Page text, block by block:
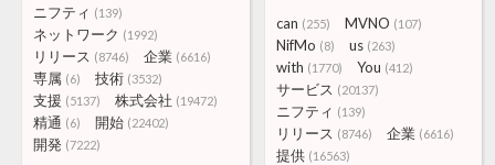
ニフティ (139)
ネットワーク (1992)
リリース (8746) 企業 (6616)
専属 (6) 技術 (3532)
支援 (5137) 株式会社 (19472)
精通 (6) 開始 (22402)
開発 (7222)
can (255) MVNO (107)
NifMo (8) us (263)
with (1770) You (412)
サービス (20137)
ニフティ (139)
リリース (8746) 企業 (6616)
提供 (16563)